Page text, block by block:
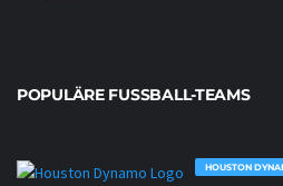
POPULÄRE FUSSBALL-TEAMS
HOUSTON